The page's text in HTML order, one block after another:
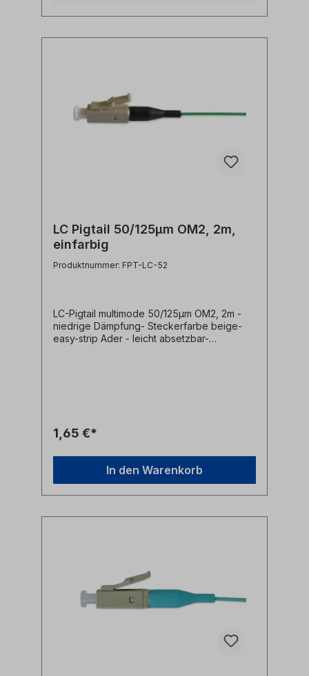
LC Pigtail 50/125µm OM2, 2m,
einfarbig
Produktnummer: FPT-LC-52
LC-Pigtail multimode 50/125µm OM2, 2m -
niedrige Dämpfung- Steckerfarbe beige-
easy-strip Ader - leicht absetzbar-
1,65 €*
In den Warenkorb